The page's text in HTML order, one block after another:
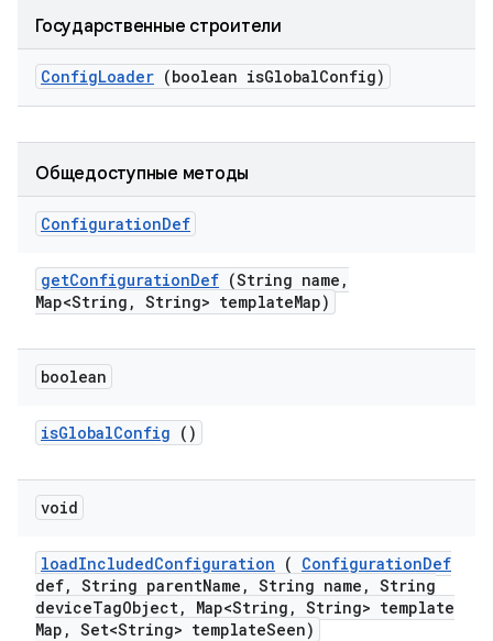
Государственные строители
ConfigLoader (boolean isGlobalConfig)
Общедоступные методы
ConfigurationDef
getConfigurationDef (String name ,
Map<String , String> templateMap)
boolean
isGlobalConfig ()
void
loadIncludedConfiguration ( ConfigurationDef
def, String parentName , String name , String
deviceTagObject, Map<String , String> template
Map , Set<String> templateSeen)